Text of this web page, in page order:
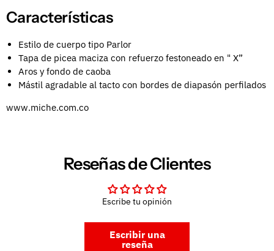
Características
Estilo de cuerpo tipo Parlor
Tapa de picea maciza con refuerzo festoneado en " X”
Aros y fondo de caoba
Mástil agradable al tacto con bordes de diapasón perfilados
www.miche.com.co
Reseñas de Clientes
Escribe tu opinión
Escribir una
reseña